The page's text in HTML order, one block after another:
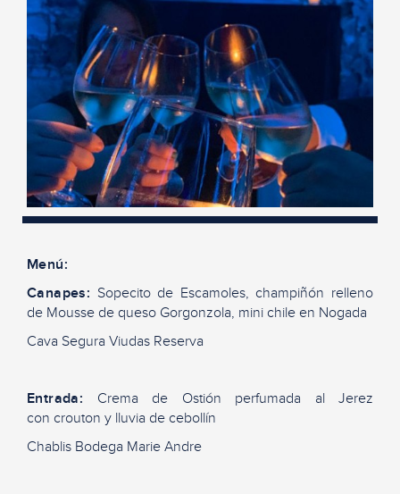
Menú:
Canapes: Sopecitode Escamoles, champiñón relleno
de Mousse de queso Gorgonzola, mini chile en Nogada
Cava Segura Viudas Reserva
Entrada: Crema de Ostión perfumada al Jerez
con crouton y lluvia de cebollín
Chablis Bodega Marie Andre